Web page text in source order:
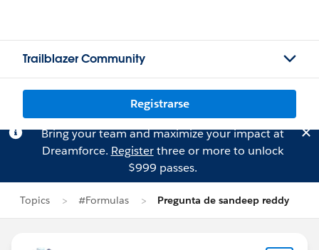
Trailblazer Community
Registrarse
Bring your team and maximize your impact at
Dreamforce. Registerthree or more to unlock
$999 passes.
Topics #Formulas Pregunta de sandeep reddy